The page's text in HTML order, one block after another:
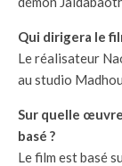
Qui dirigera le
Le réalisateur
au studio
Sur quelle
basé ?
Le film est basé